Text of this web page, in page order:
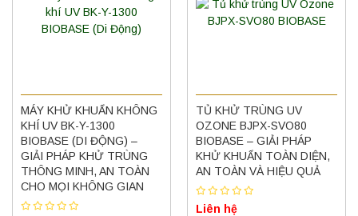
MÁY KHỬ KHUẨN KHÔNG
KHÍ UV BK-Y-1300
BIOBASE (DI ĐỘNG) –
GIẢI PHÁP KHỬ TRÙNG
THÔNG MINH, AN TOÀN
CHO MỌI KHÔNG GIAN
TỦ KHỬ TRÙNG UV
OZONE BJPX-SVO80
BIOBASE – GIẢI PHÁP
KHỬ KHUẨN TOÀN DIỆN,
AN TOÀN VÀ HIỆU QUẢ
Liên hệ